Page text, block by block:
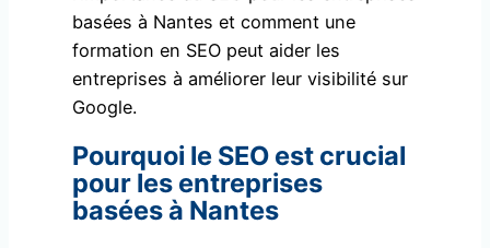
basées à Nantes et comment une
formation en SEO peut aider les
entreprises à améliorer leur visibilité sur
Google.
Pourquoi le SEO est crucial
pour les entreprises
basées à Nantes